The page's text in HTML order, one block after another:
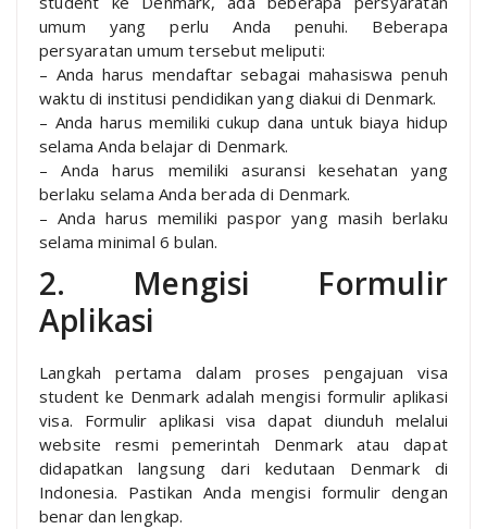
umum yang perlu Anda penuhi. Beberapa
persyaratan umum tersebut meliputi:
– Anda harus mendaftar sebagai mahasiswa penuh
waktu di institusi pendidikan yang diakui di Denmark.
– Anda harus memiliki cukup dana untuk biaya hidup
selama Anda belajar di Denmark.
– Anda harus memiliki asuransi kesehatan yang
berlaku selama Anda berada di Denmark.
– Anda harus memiliki paspor yang masih berlaku
selama minimal 6 bulan.
2. Mengisi Formulir
Aplikasi
Langkah pertama dalam proses pengajuan visa
student ke Denmark adalah mengisi formulir aplikasi
visa. Formulir aplikasi visa dapat diunduh melalui
website resmi pemerintah Denmark atau dapat
didapatkan langsung dari kedutaan Denmark di
Indonesia. Pastikan Anda mengisi formulir dengan
benar dan lengkap.